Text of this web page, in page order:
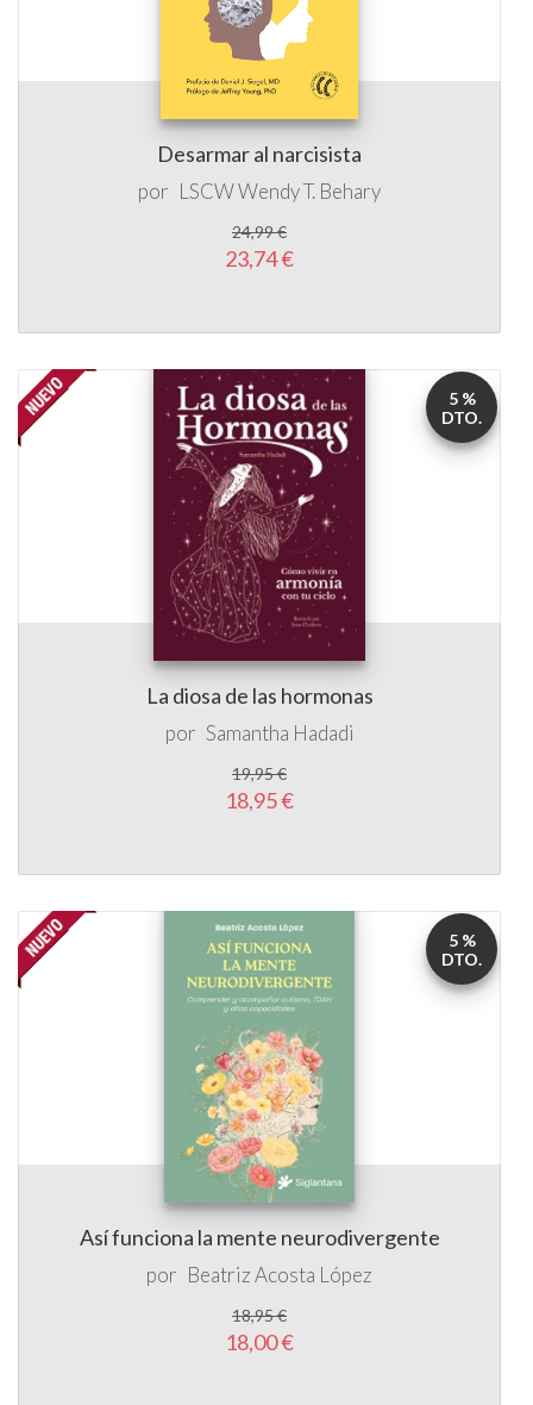
Desarmar al narcisista
por LSCWWendy T. Behary
24,99 €
23,74 €
La diosa de las hormonas
por Samantha Hadadi
19,95 €
18,95 €
5 %
DTO.
Así funciona la mente neurodivergente
por Beatriz Acosta López
18,95 €
18,00 €
5 %
DTO.